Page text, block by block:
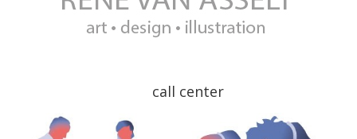
call center